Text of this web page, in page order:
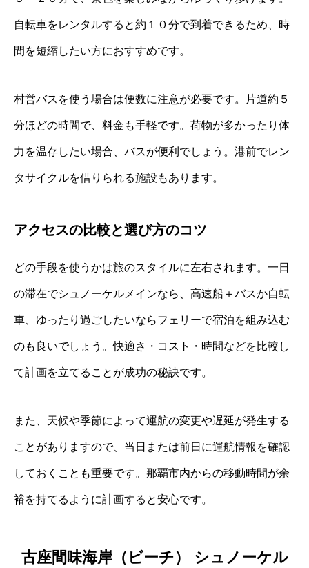
自転車をレンタルすると約１０分で到着できるため、時
間を短縮したい方におすすめです。
村営バスを使う場合は便数に注意が必要です。片道約５
分ほどの時間で、料金も手軽です。荷物が多かったり体
力を温存したい場合、バスが便利でしょう。港前でレン
タサイクルを借りられる施設もあります。
アクセスの比較と選び方のコツ
どの手段を使うかは旅のスタイルに左右されます。一日
の滞在でシュノーケルメインなら、高速船＋バスか自転
車、ゆったり過ごしたいならフェリーで宿泊を組み込む
のも良いでしょう。快適さ・コスト・時間などを比較し
て計画を立てることが成功の秘訣です。
また、天候や季節によって運航の変更や遅延が発生する
ことがありますので、当日または前日に運航情報を確認
しておくことも重要です。那覇市内からの移動時間が余
裕を持てるように計画すると安心です。
古座間味海岸（ビーチ） シュノーケル